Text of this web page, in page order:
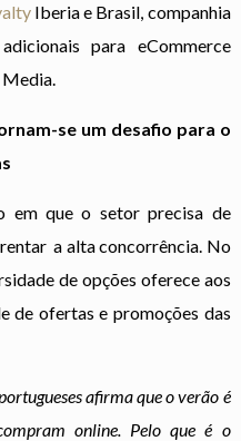
Iberia e Brasil, companhia
para eCommerce
Media.
se um desafio para o
em que o setor precisa de
a alta concorrência. No
de opções oferece aos
de ofertas e promoções das
afirma que o verão é
online. Pelo que é o